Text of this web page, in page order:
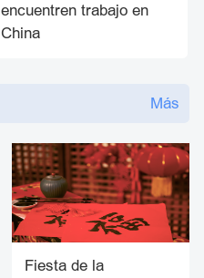
encuentren trabajo en
China
Más
Fiesta de la